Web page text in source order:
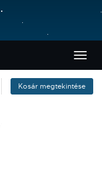
a
Kosár megtekintése